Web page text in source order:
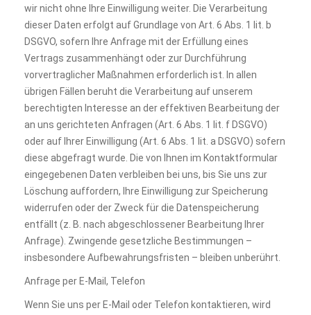
wir nicht ohne Ihre Einwilligung weiter. Die Verarbeitung
dieser Daten erfolgt auf Grundlage von Art. 6 Abs. 1 lit. b
DSGVO, sofern Ihre Anfrage mit der Erfüllung eines
Vertrags zusammenhängt oder zur Durchführung
vorvertraglicher Maßnahmen erforderlich ist. In allen
übrigen Fällen beruht die Verarbeitung auf unserem
berechtigten Interesse an der effektiven Bearbeitung der
an uns gerichteten Anfragen (Art. 6 Abs. 1 lit. f DSGVO)
oder auf Ihrer Einwilligung (Art. 6 Abs. 1 lit. a DSGVO) sofern
diese abgefragt wurde. Die von Ihnen im Kontaktformular
eingegebenen Daten verbleiben bei uns, bis Sie uns zur
Löschung auffordern, Ihre Einwilligung zur Speicherung
widerrufen oder der Zweck für die Datenspeicherung
entfällt (z. B. nach abgeschlossener Bearbeitung Ihrer
Anfrage). Zwingende gesetzliche Bestimmungen –
insbesondere Aufbewahrungsfristen – bleiben unberührt.
Anfrage per E-Mail, Telefon
Wenn Sie uns per E-Mail oder Telefon kontaktieren, wird